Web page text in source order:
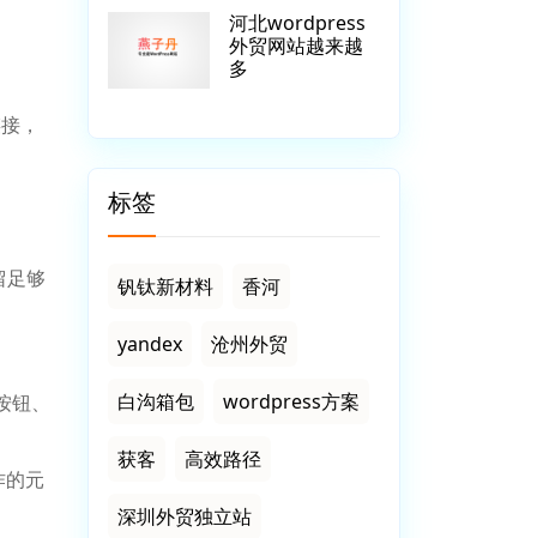
，
足够
、
元
河北wordpress
外贸网站越来越
多
标签
钒钛新材料 香河
yandex 沧州外贸
白沟箱包 wordpress方案
获客 高效路径
深圳外贸独立站